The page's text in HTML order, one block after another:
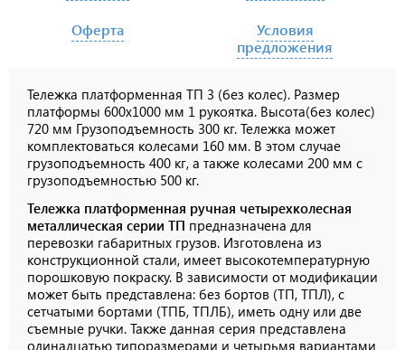
Тележка платформенная ТП 3 (без колес). Размер
платформы 600х1000 мм 1 рукоятка. Высота(без колес)
720 мм Грузоподъемность 300 кг. Тележка может
комплектоваться колесами 160 мм. В этом случае
грузоподъемность 400 кг, а также колесами 200 мм с
грузоподъемностью 500 кг.
Тележка платформенная ручная четырехколесная
металлическая серии ТП предназначена для
перевозки габаритных грузов. Изготовлена из
конструкционной стали, имеет высокотемпературную
порошковую покраску. В зависимости от модификации
может быть представлена: без бортов (ТП, ТПЛ), с
сетчатыми бортами (ТПБ, ТПЛБ), иметь одну или две
съемные ручки. Также данная серия представлена
одинадцатью типоразмерами и четырьмя вариантами
Оферта
Условия
предложения